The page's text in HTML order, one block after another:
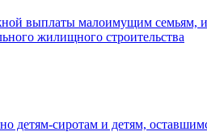
выплаты малоимущим семьям,
жилищного строительства
детям-сиротам и детям,